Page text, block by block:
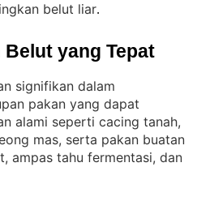
belut liar.
Belut yang Tepat
signifikan dalam
pakan yang dapat
alami seperti cacing tanah,
mas, serta pakan buatan
ampas tahu fermentasi, dan